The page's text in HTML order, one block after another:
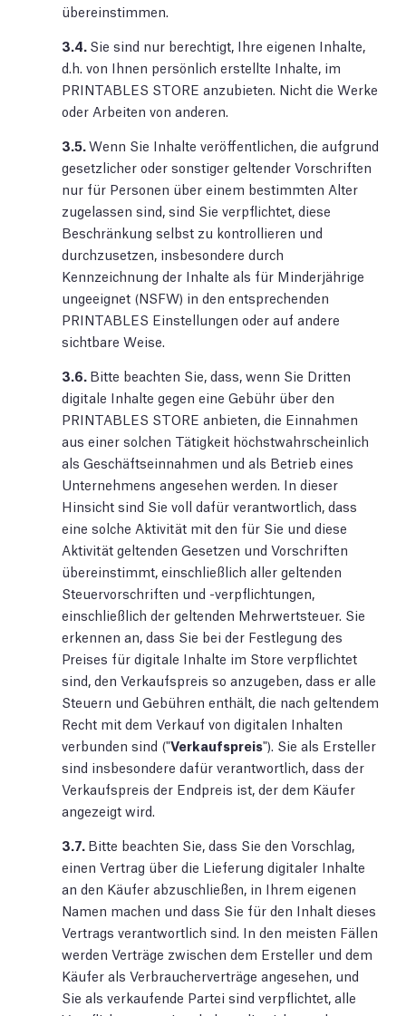
übereinstimmen.
3.4. Sie sind nur berechtigt, Ihre eigenen Inhalte,
d.h. von Ihnen persönlich erstellte Inhalte, im
PRINTABLES STORE anzubieten. Nicht die Werke
oder Arbeiten von anderen.
3.5.Wenn Sie Inhalte veröffentlichen, die aufgrund
gesetzlicher oder sonstiger geltender Vorschriften
nur für Personen über einem bestimmten Alter
zugelassen sind, sind Sie verpflichtet, diese
Beschränkung selbst zu kontrollieren und
durchzusetzen, insbesondere durch
Kennzeichnung der Inhalte als für Minderjährige
ungeeignet (NSFW) in den entsprechenden
PRINTABLES Einstellungen oder auf andere
sichtbare Weise.
3.6. Bitte beachten Sie, dass, wenn Sie Dritten
digitale Inhalte gegen eine Gebühr über den
PRINTABLES STORE anbieten, die Einnahmen
aus einer solchen Tätigkeit höchstwahrscheinlich
als Geschäftseinnahmen und als Betrieb eines
Unternehmens angesehen werden. In dieser
Hinsicht sind Sie voll dafür verantwortlich, dass
eine solche Aktivität mit den für Sie und diese
Aktivität geltenden Gesetzen und Vorschriften
übereinstimmt, einschließlich aller geltenden
Steuervorschriften und -verpflichtungen,
einschließlich der geltenden Mehrwertsteuer. Sie
erkennen an, dass Sie bei der Festlegung des
Preises für digitale Inhalte im Store verpflichtet
sind, den Verkaufspreis so anzugeben, dass er alle
Steuern und Gebühren enthält, die nach geltendem
Recht mit dem Verkauf von digitalen Inhalten
verbunden sind ("Verkaufspreis"). Sie als Ersteller
sind insbesondere dafür verantwortlich, dass der
Verkaufspreis der Endpreis ist, der dem Käufer
angezeigt wird.
3.7. Bitte beachten Sie, dass Sie den Vorschlag,
einen Vertrag über die Lieferung digitaler Inhalte
an den Käufer abzuschließen, in Ihrem eigenen
Namen machen und dass Sie für den Inhalt dieses
Vertrags verantwortlich sind. In den meisten Fällen
werden Verträge zwischen dem Ersteller und dem
Käufer als Verbraucherverträge angesehen, und
Sie als verkaufende Partei sind verpflichtet, alle